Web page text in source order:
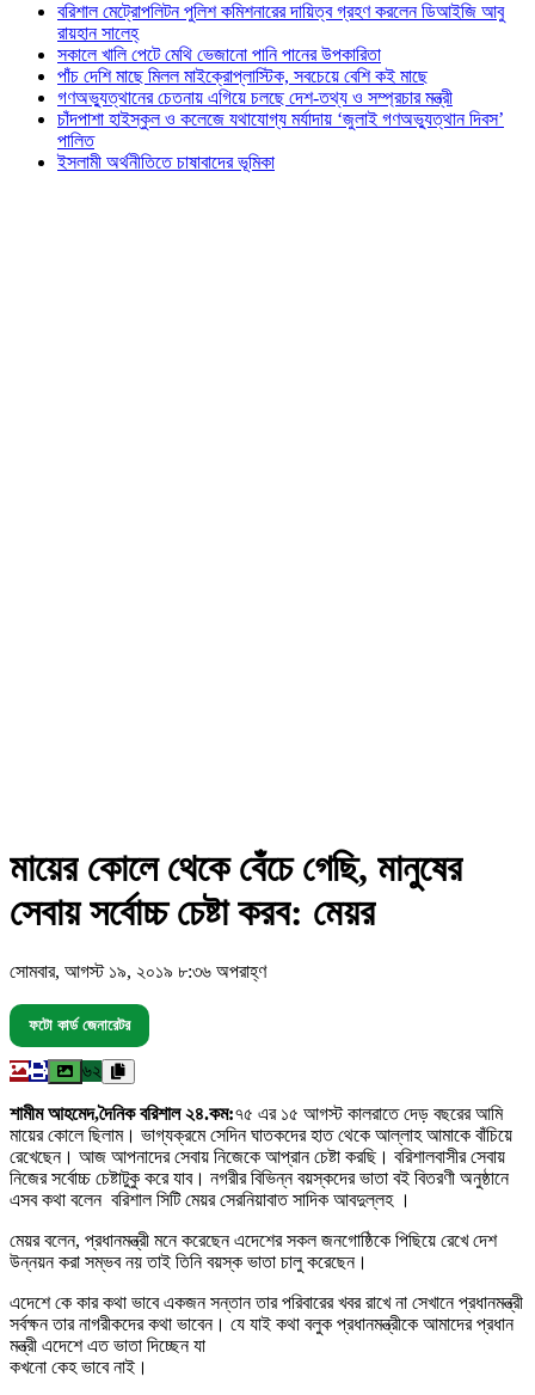
বরিশাল মেট্রোপলিটন পুলিশ কমিশনারের দায়িত্ব গ্রহণ করলেন ডিআইজি আবু
রায়হান সালেহ্
সকালে খালি পেটে মেথি ভেজানো পানি পানের উপকারিতা
পাঁচ দেশি মাছে মিলল মাইক্রোপ্লাস্টিক, সবচেয়ে বেশি কই মাছে
গণঅভ্যুত্থানের চেতনায় এগিয়ে চলছে দেশ-তথ্য ও সম্প্রচার মন্ত্রী
চাঁদপাশা হাইস্কুল ও কলেজে যথাযোগ্য মর্যাদায় ‘জুলাই গণঅভ্যুত্থান দিবস’
পালিত
ইসলামী অর্থনীতিতে চাষাবাদের ভূমিকা
মায়ের কোলে থেকে বেঁচে গেছি, মানুষের
সেবায় সর্বোচ্চ চেষ্টা করব: মেয়র
সোমবার, আগস্ট ১৯, ২০১৯ ৮:৩৬ অপরাহ্ণ
ফটো কার্ড জেনারেটর
৬২
শামীম আহমেদ,দৈনিক বরিশাল ২৪.কম:৭৫ এর ১৫ আগস্ট কালরাতে দেড় বছরের আমি
মায়ের কোলে ছিলাম। ভাগ্যক্রমে সেদিন ঘাতকদের হাত থেকে আল্লাহ আমাকে বাঁচিয়ে
রেখেছেন। আজ আপনাদের সেবায় নিজেকে আপ্রান চেষ্টা করছি। বরিশালবাসীর সেবায়
নিজের সর্বোচ্চ চেষ্টাটুকু করে যাব। নগরীর বিভিন্ন বয়স্কদের ভাতা বই বিতরণী অনুষ্ঠানে
এসব কথা বলেন বরিশাল সিটি মেয়র সেরনিয়াবাত সাদিক আবদুল্লহ ।
মেয়র বলেন, প্রধানমন্ত্রী মনে করেছেন এদেশের সকল জনগোষ্ঠিকে পিছিয়ে রেখে দেশ
উন্নয়ন করা সম্ভব নয় তাই তিনি বয়স্ক ভাতা চালু করেছেন।
এদেশে কে কার কথা ভাবে একজন সন্তান তার পরিবারের খবর রাখে না সেখানে প্রধানমন্ত্রী
সর্বক্ষন তার নাগরীকদের কথা ভাবেন। যে যাই কথা বলুক প্রধানমন্ত্রীকে আমাদের প্রধান
মন্ত্রী এদেশে এত ভাতা দিচ্ছেন যা
কখনো কেহ ভাবে নাই।